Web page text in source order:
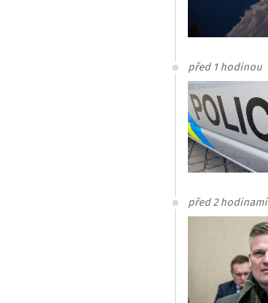
před 1 hodinou
před 2 hodinami